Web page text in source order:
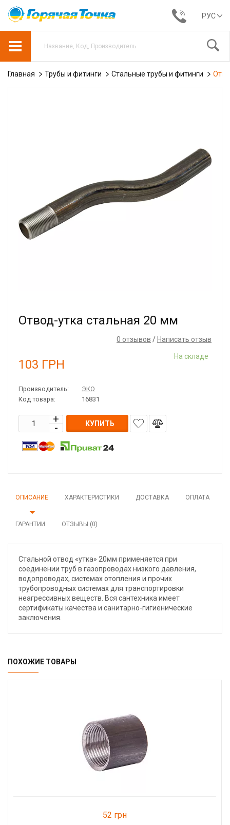
РУС
Главная Трубы и фитинги Стальные трубы и фитинги
Отвод-утка стальная 20 мм
0 отзывов / Написать отзыв
103 ГРН
На складе
Производитель:
ЭКО
Код товара:
16831
КУПИТЬ
ОПИСАНИЕ ХАРАКТЕРИСТИКИ ДОСТАВКА ОПЛАТА
ГАРАНТИИ ОТЗЫВЫ (0)
Стальной отвод «утка» 20мм применяется при
соединении труб в газопроводах низкого давления,
водопроводах, системах отопления и прочих
трубопроводных системах для транспортировки
неагрессивных веществ. Вся сантехника имеет
сертификаты качества и санитарно-гигиенические
заключения.
ПОХОЖИЕ ТОВАРЫ
52 грн